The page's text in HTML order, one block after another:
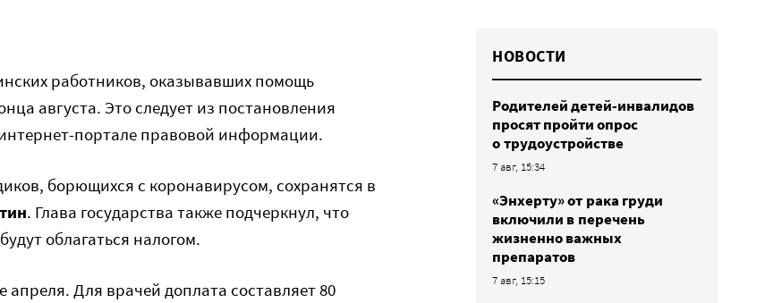
работников, оказывавших помощь
августа. Это следует из постановления
портале правовой информации.
борющихся с коронавирусом, сохранятся в
. Глава государства также подчеркнул, что
облагаться налогом.
Для врачей доплата составляет 80
НОВОСТИ
Родителей детей-инвалидов
просят пройти опрос
о трудоустройстве
7 авг, 15:34
«Энхерту» от рака груди
включили в перечень
жизненно важных
препаратов
7 авг, 15:15